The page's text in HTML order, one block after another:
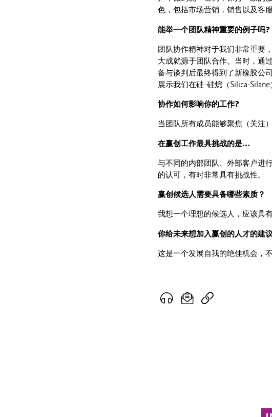
色，包括市场营销，销售以及客
能举一个团队精神重要的例子吗?
团队协作精神对于我们非常重要
大成就源于团队合作。当时，通
备与谈判后最终得到了新橡胶公
展示我们在硅-硅烷（Silica-
协作如何影响你的工作?
当团队所有成员能够聚焦（关注
在赢创工作最具挑战的是…
与不同的内部团队、外部客户进
的认可，有时非常具有挑战性。
赢创候选人需要具备哪些素质？
我想一个理想的候选人，应该具
你给未来想加入赢创的人才的建
这是一个发展自我的绝佳机会，